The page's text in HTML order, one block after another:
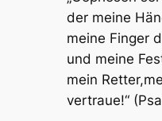
der meine
meine Finger
und meine
mein
vertraue!“